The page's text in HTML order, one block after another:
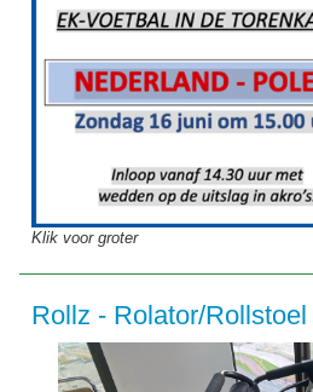
Klik voor groter
Rollz - Rolator/Rollstoel